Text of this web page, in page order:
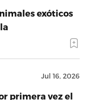
exóticos
Jul 16, 2026
primera vez el